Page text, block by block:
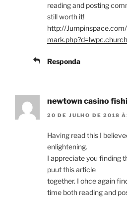
reading and posting
still worth it!
http://
mark.php?d=lwpc.church
Responda
newtown casino
20 DE JULHO DE 2018
Having read this I
enlightening.
I appreciate you finding
puut this article
together. I ohce again
time both reading and